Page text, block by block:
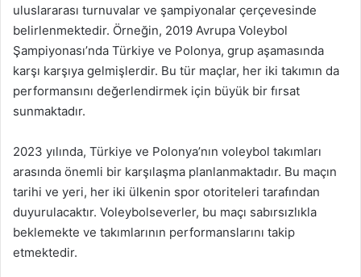
uluslararası turnuvalar ve şampiyonalar çerçevesinde
belirlenmektedir. Örneğin, 2019 Avrupa Voleybol
Şampiyonası’nda Türkiye ve Polonya, grup aşamasında
karşı karşıya gelmişlerdir. Bu tür maçlar, her iki takımın da
performansını değerlendirmek için büyük bir fırsat
sunmaktadır.
2023 yılında, Türkiye ve Polonya’nın voleybol takımları
arasında önemli bir karşılaşma planlanmaktadır. Bu maçın
tarihi ve yeri, her iki ülkenin spor otoriteleri tarafından
duyurulacaktır. Voleybolseverler, bu maçı sabırsızlıkla
beklemekte ve takımlarının performanslarını takip
etmektedir.